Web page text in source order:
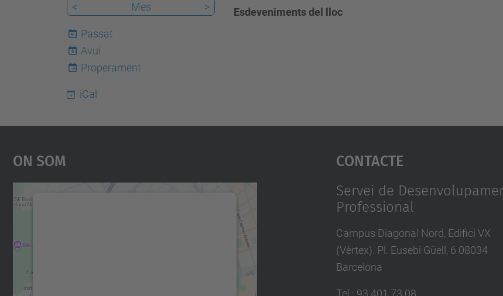
Esdeveniments del lloc
<
Mes >
Passat
6
Avui
Properament
iCal
On Som Contacte
Servei de
Professional
Campus Diagonal Nord, Edifici VX
(Vèrtex). Pl. Eusebi Güell, 6 08034
Barcelona
Tel. : 93 401 73 08